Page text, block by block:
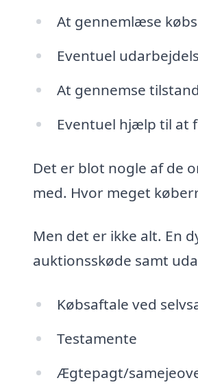
At gennemlæse
Eventuel
At gennemse
Eventuel hjælp til at
Det er blot nogle af de
med. Hvor meget
Men det er ikke alt. En
auktionsskøde samt
Købsaftale ved
Testamente
Ægtepagt/